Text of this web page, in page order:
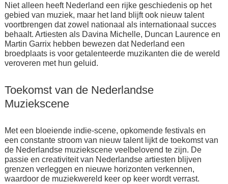
Niet alleen heeft Nederland een rijke geschiedenis op het
gebied van muziek, maar het land blijft ook nieuw talent
voortbrengen dat zowel nationaal als internationaal succes
behaalt. Artiesten als Davina Michelle, Duncan Laurence en
Martin Garrix hebben bewezen dat Nederland een
broedplaats is voor getalenteerde muzikanten die de wereld
veroveren met hun geluid.
Toekomst van de Nederlandse
Muziekscene
Met een bloeiende indie-scene, opkomende festivals en
een constante stroom van nieuw talent lijkt de toekomst van
de Nederlandse muziekscene veelbelovend te zijn. De
passie en creativiteit van Nederlandse artiesten blijven
grenzen verleggen en nieuwe horizonten verkennen,
waardoor de muziekwereld keer op keer wordt verrast.